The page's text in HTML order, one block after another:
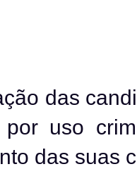
das
por uso
das suas